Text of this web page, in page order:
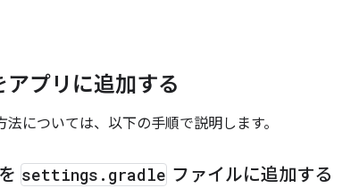
プリに追加する
については、以下の手順で説明します。
settings . gradle ファイルに追加する